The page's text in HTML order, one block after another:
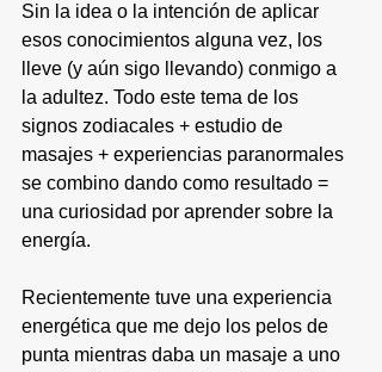
Sin la idea o la intención de aplicar
esos conocimientos alguna vez, los
lleve (y aún sigo llevando) conmigo a
la adultez. Todo este tema de los
signos zodiacales + estudio de
masajes + experiencias paranormales
se combino dando como resultado =
una curiosidad por aprender sobre la
energía.
Recientemente tuve una experiencia
energética que me dejo los pelos de
punta mientras daba un masaje a uno